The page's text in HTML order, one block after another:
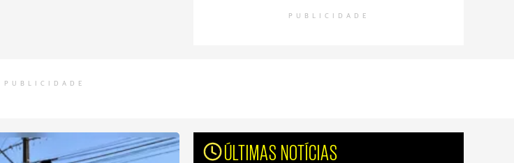
PUBLICIDADE
PUBLICIDADE
ÚLTIMAS NOTÍCIAS